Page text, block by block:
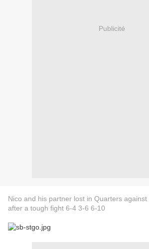
Publicité
Nico and his partner lost in Quarters
after a tough fight 6-4 3-6 6-10